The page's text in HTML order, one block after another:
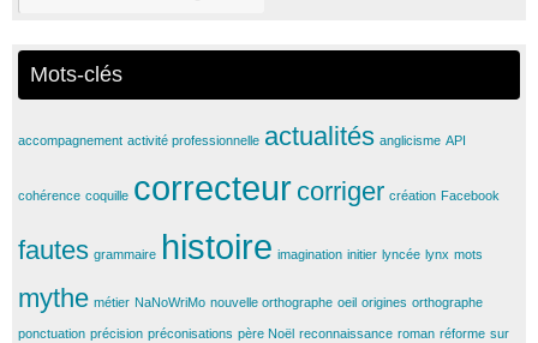
Mots-clés
accompagnement activité professionnelle actualités anglicisme API
cohérence coquille correcteur corriger création Facebook
fautes grammaire histoire imagination initier lyncée lynx mots
mythe métier NaNoWriMo nouvelle orthographe oeil origines orthographe
ponctuation précision préconisations père Noël reconnaissance roman réforme sur